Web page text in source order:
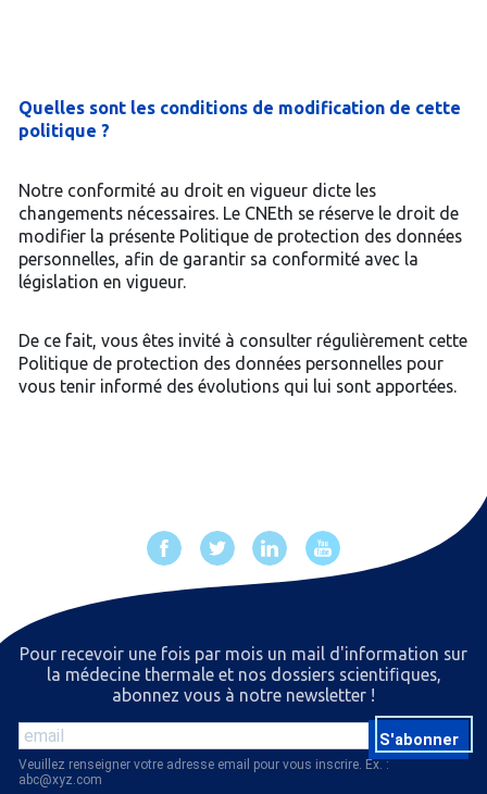
Quelles sont les conditions de modification de cette
politique ?
Notre conformité au droit en vigueur dicte les
changements nécessaires. Le CNEth se réserve le droit de
modifier la présente Politique de protection des données
personnelles, afin de garantir sa conformité avec la
législation en vigueur.
De ce fait, vous êtes invité à consulter régulièrement cette
Politique de protection des données personnelles pour
vous tenir informé des évolutions qui lui sont apportées.
Pour recevoir une fois par mois un mail d'information sur
la médecine thermale et nos dossiers scientiﬁques,
abonnez vous à notre newsletter !
S'abonner
Veuillez renseigner votre adresse email pour vous inscrire. Ex. :
abc@xyz.com